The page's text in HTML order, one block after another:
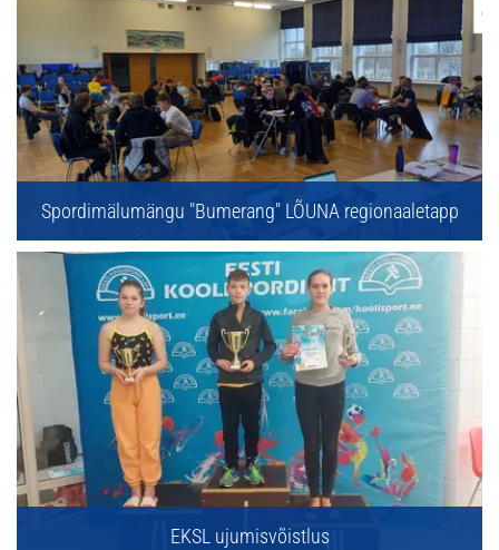
Spordimälumängu "Bumerang" LÕUNA regionaaletapp
EKSL ujumisvõistlus